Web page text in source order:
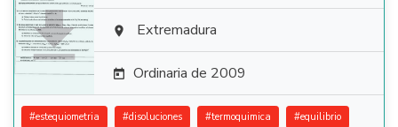
  Extremadura
 Ordinaria de 2009
#estequiometria #disoluciones #termoquimica #equilibrio